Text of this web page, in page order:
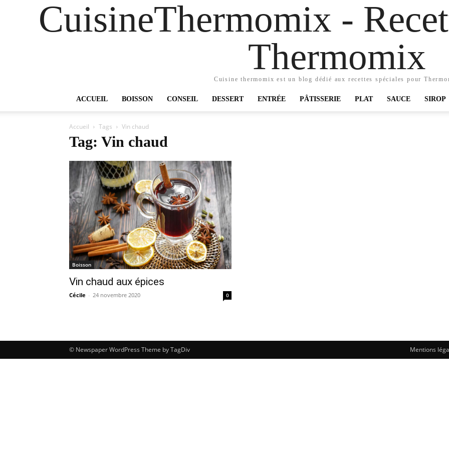
CuisineThermomix -
Thermomix
Cuisine thermomix est un blog dédié aux recettes spéciales pour
ACCUEIL BOISSON CONSEIL DESSERT ENTRÉE PÂTISSERIE PLAT SAUCE SIROP
Accueil Tags Vin chaud
Tag: Vin chaud
Boisson
Vin chaud aux épices
Cécile - 24 novembre 2020 0
Mentions
© Newspaper WordPress Theme by TagDiv